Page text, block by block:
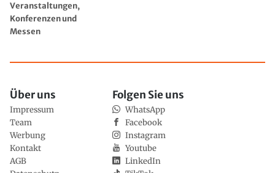
Veranstaltungen,
Konferenzen und
Messen
Über uns
Impressum
Team
Werbung
Kontakt
AGB
Folgen Sie uns
WhatsApp
Facebook
Instagram
Youtube
LinkedIn